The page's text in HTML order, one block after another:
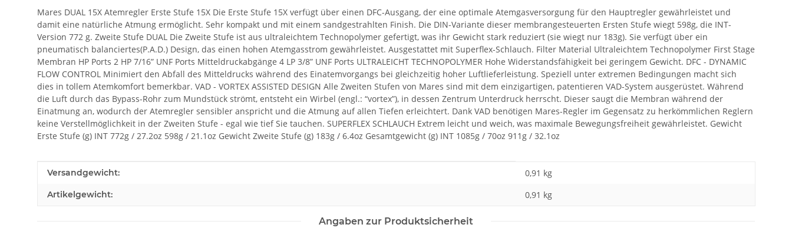
Mares DUAL 15X Atemregler Erste Stufe 15X Die Erste Stufe 15X verfügt über einen DFC-Ausgang, der eine optimale Atemgasversorgung für den Hauptregler gewährleistet und
damit eine natürliche Atmung ermöglicht. Sehr kompakt und mit einem sandgestrahlten Finish. Die DIN-Variante dieser membrangesteuerten Ersten Stufe wiegt 598g, die INT-
Version 772 g. Zweite Stufe DUAL Die Zweite Stufe ist aus ultraleichtem Technopolymer gefertigt, was ihr Gewicht stark reduziert (sie wiegt nur 183g). Sie verfügt über ein
pneumatisch balanciertes(P.A.D.) Design, das einen hohen Atemgasstrom gewährleistet. Ausgestattet mit Superflex-Schlauch. Filter Material Ultraleichtem Technopolymer First Stage
Membran HP Ports 2 HP 7/16” UNF Ports Mitteldruckabgänge 4 LP 3/8” UNF Ports ULTRALEICHT TECHNOPOLYMER Hohe Widerstandsfähigkeit bei geringem Gewicht. DFC - DYNAMIC
FLOW CONTROL Minimiert den Abfall des Mitteldrucks während des Einatemvorgangs bei gleichzeitig hoher Luftlieferleistung. Speziell unter extremen Bedingungen macht sich
dies in tollem Atemkomfort bemerkbar. VAD - VORTEX ASSISTED DESIGN Alle Zweiten Stufen von Mares sind mit dem einzigartigen, patentieren VAD-System ausgerüstet. Während
die Luft durch das Bypass-Rohr zum Mundstück strömt, entsteht ein Wirbel (engl.: “vortex”), in dessen Zentrum Unterdruck herrscht. Dieser saugt die Membran während der
Einatmung an, wodurch der Atemregler sensibler anspricht und die Atmung auf allen Tiefen erleichtert. Dank VAD benötigen Mares-Regler im Gegensatz zu herkömmlichen Reglern
keine Verstellmöglichkeit in der Zweiten Stufe - egal wie tief Sie tauchen. SUPERFLEX SCHLAUCH Extrem leicht und weich, was maximale Bewegungsfreiheit gewährleistet. Gewicht
Erste Stufe (g) INT 772g / 27.2oz 598g / 21.1oz Gewicht Zweite Stufe (g) 183g / 6.4oz Gesamtgewicht (g) INT 1085g / 70oz 911g / 32.1oz
Produkteigenschaft
Wert
Versandgewicht: 0,91 kg
Artikelgewicht: 0,91 kg
Angaben zur Produktsicherheit